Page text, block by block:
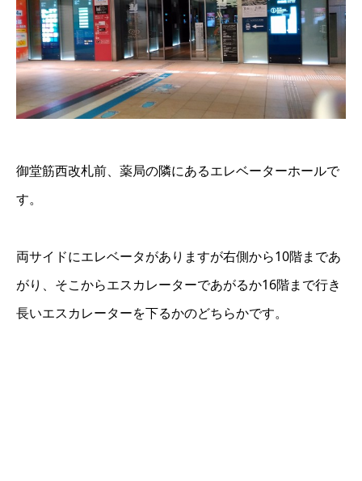
御堂筋西改札前、薬局の隣にあるエレベーターホールで
す。
両サイドにエレベータがありますが右側から10階まであ
がり、そこからエスカレーターであがるか16階まで行き
長いエスカレーターを下るかのどちらかです。